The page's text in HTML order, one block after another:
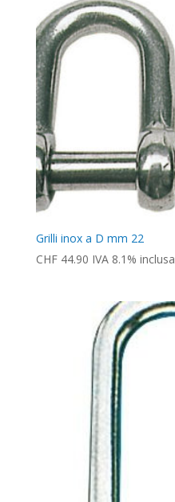
Grilli inox a D mm 22
CHF44.90 IVA 8.1% inclusa